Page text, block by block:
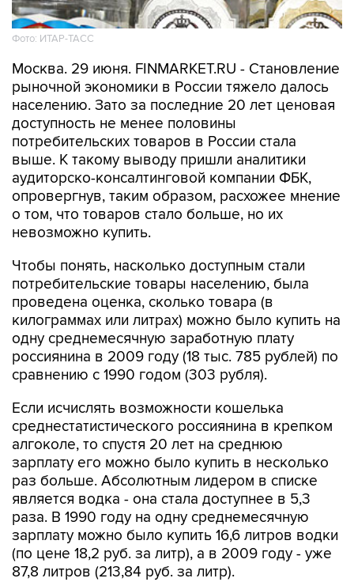
Фото: ИТАР-ТАСС
Москва. 29 июня. FINMARKET.RU - Становление
рыночной экономики в России тяжело далось
населению. Зато за последние 20 лет ценовая
доступность не менее половины
потребительских товаров в России стала
выше. К такому выводу пришли аналитики
аудиторско-консалтинговой компании ФБК,
опровергнув, таким образом, расхожее мнение
о том, что товаров стало больше, но их
невозможно купить.
Чтобы понять, насколько доступным стали
потребительские товары населению, была
проведена оценка, сколько товара (в
килограммах или литрах) можно было купить на
одну среднемесячную заработную плату
россиянина в 2009 году (18 тыс. 785 рублей) по
сравнению с 1990 годом (303 рубля).
Если исчислять возможности кошелька
среднестатистического россиянина в крепком
алгоколе, то спустя 20 лет на среднюю
зарплату его можно было купить в несколько
раз больше. Абсолютным лидером в списке
является водка - она стала доступнее в 5,3
раза. В 1990 году на одну среднемесячную
зарплату можно было купить 16,6 литров водки
(по цене 18,2 руб. за литр), а в 2009 году - уже
87,8 литров (213,84 руб. за литр).